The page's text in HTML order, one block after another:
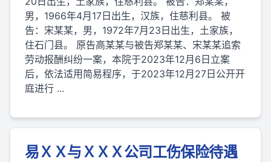
男，1966年4月17日出生，汉族，住慈利县。 被
告：宋某某，男，1972年7月23日出生，土家族，
住石门县。 原告高某某与被告郑某某、宋某某追索
劳动报酬纠纷一案，本院于2023年12月6日立案
后，依法适用简易程序，于2023年12月27日公开开
庭进行 ...
易ＸＸ与ＸＸＸ公司工伤保险待遇